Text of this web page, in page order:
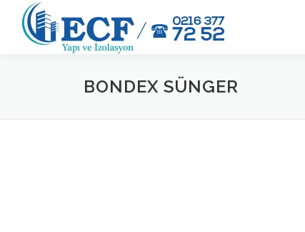
İçeriğe
BONDEX SÜNGER